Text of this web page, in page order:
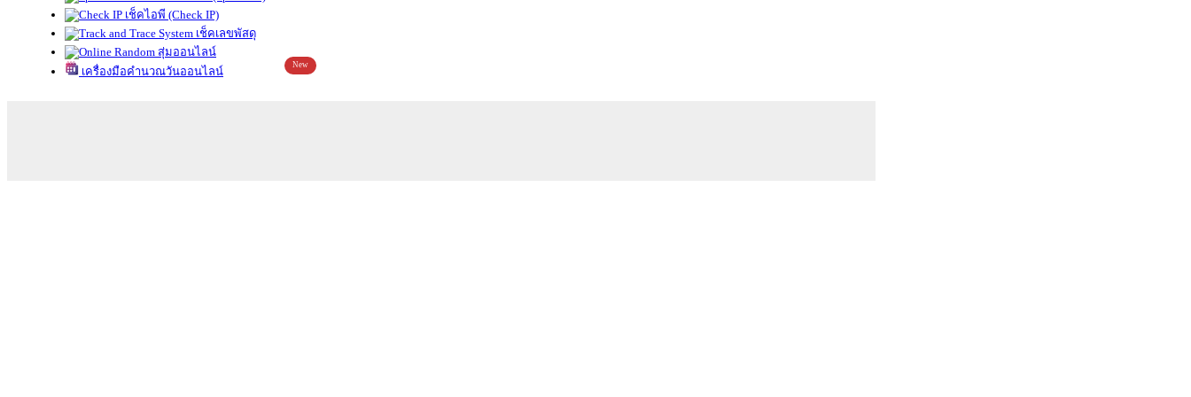
เช็คไอพี (Check IP)
เช็คเลขพัสดุ
สุ่มออนไลน์
เครื่องมือคำนวณวันออนไลน์
New